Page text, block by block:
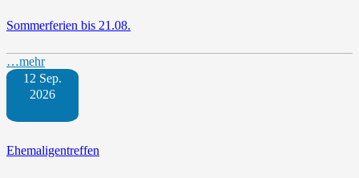
Sommerferien bis 21.08.
…mehr
12 Sep.
2026
Ehemaligentreffen